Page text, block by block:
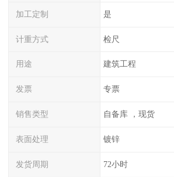
加工定制 是
计重方式 检尺
用途 建筑工程
发票 专票
销售类型 自备库 ，现货
表面处理 镀锌
发货周期 72小时